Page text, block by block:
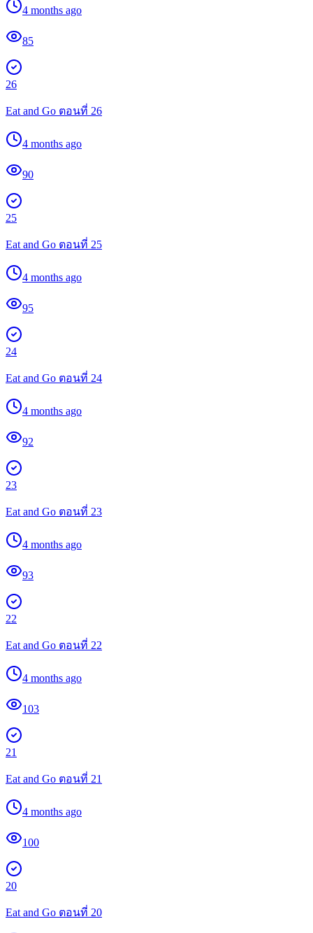
4 months ago
85
26
Eat and Go ตอนที่ 26
4 months ago
90
25
Eat and Go ตอนที่ 25
4 months ago
95
24
Eat and Go ตอนที่ 24
4 months ago
92
23
Eat and Go ตอนที่ 23
4 months ago
93
22
Eat and Go ตอนที่ 22
4 months ago
103
21
Eat and Go ตอนที่ 21
4 months ago
100
20
Eat and Go ตอนที่ 20